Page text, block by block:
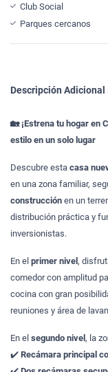
Club Social
Parques cercanos
Descripción Adicional
🏡 ¡Estrena tu hogar en
estilo en un solo lugar
Descubre esta casa
en una zona familiar,
construcción en un
distribución práctica y
inversionistas.
En el primer nivel ,
comedor con amplitud
cocina con gran
reuniones y área de
En el segundo nivel , la
✔️ Recámara principal